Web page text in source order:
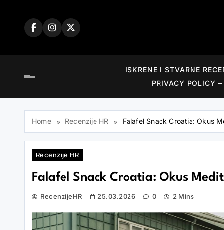
ISKRENE I STVARNE
PRIVACY POLICY
Home Recenzije HR Falafel Snack Croatia: Okus
Recenzije HR
Falafel Snack Croatia: Okus
RecenzijeHR 25.03.2026 0 2 Mins